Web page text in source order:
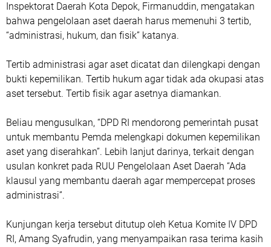
Inspektorat Daerah Kota Depok, Firmanuddin, mengatakan
bahwa pengelolaan aset daerah harus memenuhi 3 tertib,
“administrasi, hukum, dan fisik” katanya.
Tertib administrasi agar aset dicatat dan dilengkapi dengan
bukti kepemilikan. Tertib hukum agar tidak ada okupasi atas
aset tersebut. Tertib fisik agar asetnya diamankan.
Beliau mengusulkan, “DPD RI mendorong pemerintah pusat
untuk membantu Pemda melengkapi dokumen kepemilikan
aset yang diserahkan”. Lebih lanjut darinya, terkait dengan
usulan konkret pada RUU Pengelolaan Aset Daerah “Ada
klausul yang membantu daerah agar mempercepat proses
administrasi”.
Kunjungan kerja tersebut ditutup oleh Ketua Komite IV DPD
RI, Amang Syafrudin, yang menyampaikan rasa terima kasih